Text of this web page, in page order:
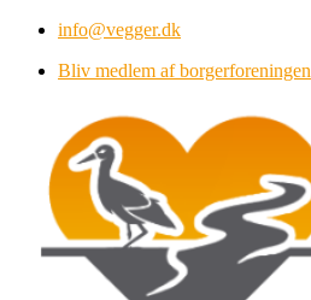
Videre
indhold
info@vegger.dk
Bliv medlem af borgerforeningen